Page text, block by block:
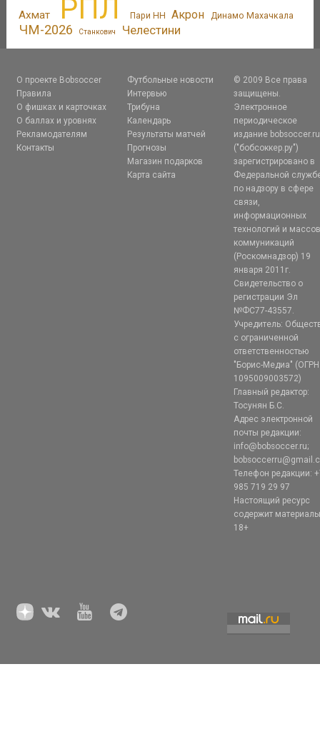
Ахмат РПЛ Пари НН Акрон Динамо Махачкала
ЧМ-2026 Станкович Челестини
О проекте Bobsoccer
Правила
О фишках и карточках
О баллах и уровнях
Рекламодателям
Контакты
Футбольные новости
Интервью
Трибуна
Календарь
Результаты матчей
Прогнозы
Магазин подарков
Карта сайта
© 2009 Все права
защищены.
Электронное
периодическое
издание bobsoccer.ru
("бобсоккер.ру")
зарегистрировано в
Федеральной
по надзору в сфере
связи,
информационных
технологий и
коммуникаций
(Роскомнадзор) 19
января 2011г.
Свидетельство о
регистрации Эл
№ФС77-43557.
Учредитель:
с ограниченной
ответственностью
"Борис-Медиа" (ОГРН
1095009003572)
Главный редактор:
Тосунян Б.С.
Адрес электронной
почты редакции:
info@bobsoccer.ru;
Телефон редакции:
985 719 29 97
Настоящий ресурс
содержит
18+